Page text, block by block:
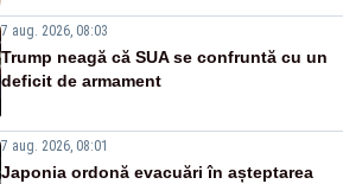
7 aug. 2026, 08:03
Trump neagă că SUA se confruntă cu un
deficit de armament
7 aug. 2026, 08:01
Japonia ordonă evacuări în așteptarea